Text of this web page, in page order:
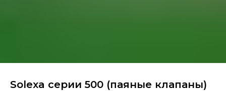
Solexa серии 500 (паяные клапаны)